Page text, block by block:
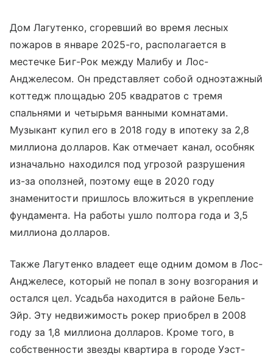
Дом Лагутенко, сгоревший во время лесных
пожаров в январе 2025-го, располагается в
местечке Биг-Рок между Малибу и Лос-
Анджелесом. Он представляет собой одноэтажный
коттедж площадью 205 квадратов с тремя
спальнями и четырьмя ванными комнатами.
Музыкант купил его в 2018 году в ипотеку за 2,8
миллиона долларов. Как отмечает канал, особняк
изначально находился под угрозой разрушения
из-за оползней, поэтому еще в 2020 году
знаменитости пришлось вложиться в укрепление
фундамента. На работы ушло полтора года и 3,5
миллиона долларов.
Также Лагутенко владеет еще одним домом в Лос-
Анджелесе, который не попал в зону возгорания и
остался цел. Усадьба находится в районе Бель-
Эйр. Эту недвижимость рокер приобрел в 2008
году за 1,8 миллиона долларов. Кроме того, в
собственности звезды квартира в городе Уэст-